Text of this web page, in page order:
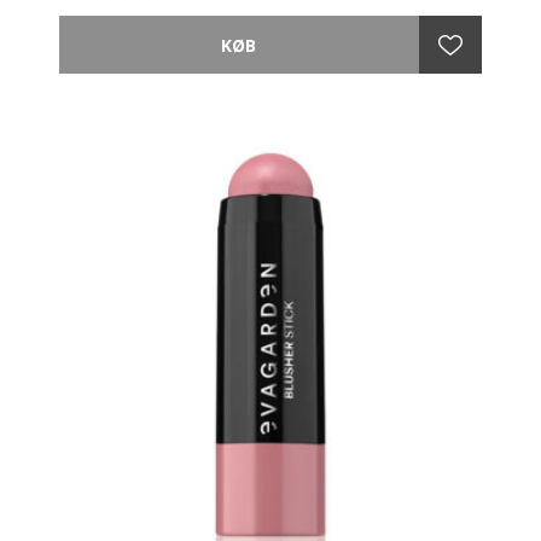
Upågribelig og lysende finish, tynd og klæbende, som
en anden hud, for et upåklageligt resultat.
og blød som silke og bevarer dens elasticitet.
Soft Focus-effekt, der minimerer fine linjer og får
Let blandbar og langtidsholdbar for at forme ansigtet
og skabe et perfekt kindben med en ekstrem naturlig
Påfør på kindbenene med Blusher Angled Brush
EVAGARDEN make-up n°28, skygger for hulheden af
kinderne eller understreg tindingerne.